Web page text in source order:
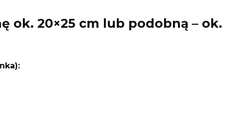
ok. 20×25 cm lub podobną – ok.